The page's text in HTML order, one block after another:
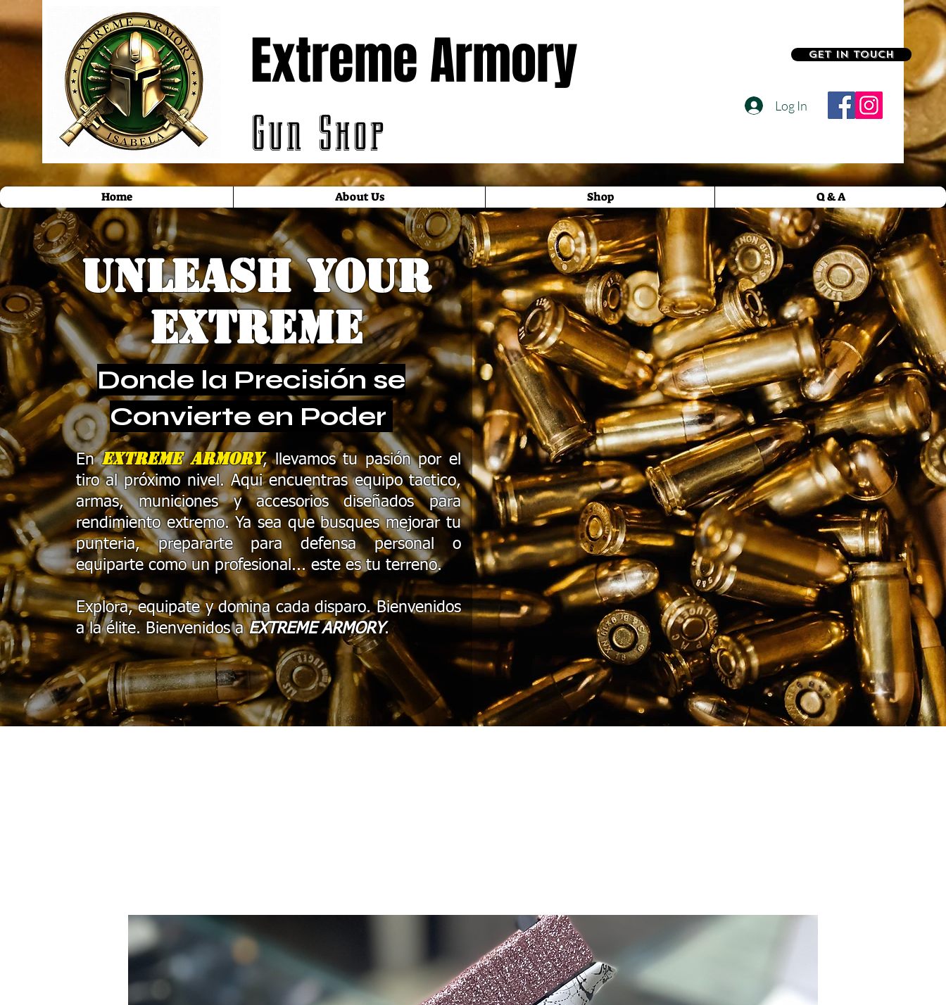
extremearmorypr@gmail.com
Get In Touch
Log In
Extreme Armory
Gun Shop
Home About Us Shop Q & A
unleash your
extreme
Donde la Precisión se
Convierte en Poder
EnExtreme Armory, llevamos tu pasión por el
tiro al próximo nivel. Aqui encuentras equipo tactico,
armas, municiones y accesorios diseñados para
rendimiento extremo. Ya sea que busques mejorar tu
punteria, prepararte para defensa personal o
equiparte como un profesional... este es tu terreno.
Explora, equipate y domina cada disparo. Bienvenidos
a la élite. Bienvenidos aEXTREME ARMORY.